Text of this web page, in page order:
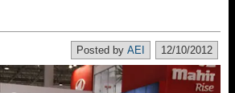
12/10/2012
Posted by AEI